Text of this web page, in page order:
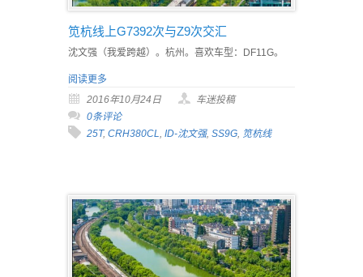
笕杭线上G7392次与Z9次交汇
沈文强（我爱跨越）。杭州。喜欢车型：DF11G。
阅读更多
2016年10月24日
车迷投稿
0条评论
25T, CRH380CL ID-沈文强, SS9G 笕杭线